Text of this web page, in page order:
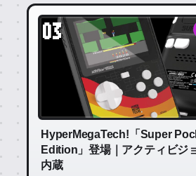
03
HyperMegaTech!「Super
Edition」登場｜アクティビジ
内蔵